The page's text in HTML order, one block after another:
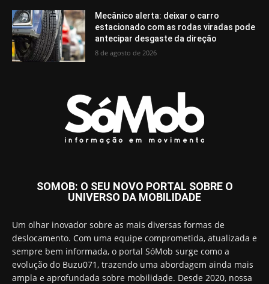
Mecânico alerta: deixar o carro
estacionado com as rodas viradas pode
antecipar desgaste da direção
8 de agosto de 2026
SOMOB: O SEU NOVO PORTAL SOBRE O
UNIVERSO DA MOBILIDADE
Um olhar inovador sobre as mais diversas formas de
deslocamento. Com uma equipe comprometida, atualizada e
sempre bem informada, o portal SóMob surge como a
evolução do Buzu071, trazendo uma abordagem ainda mais
ampla e aprofundada sobre mobilidade. Desde 2020, nossa